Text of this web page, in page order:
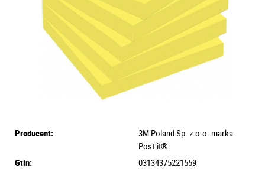
Producent:
3M Poland Sp. z o.o. marka
Post-it®
Gtin:
03134375221559